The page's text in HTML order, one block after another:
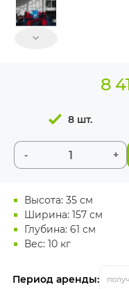
ИЗДЕЛИЯ ДЛЯ
Высота: 35 см
Ширина: 157 см
Глубина: 61 см
Вес: 10 кг
Период аренды:
8
- +
8 шт.